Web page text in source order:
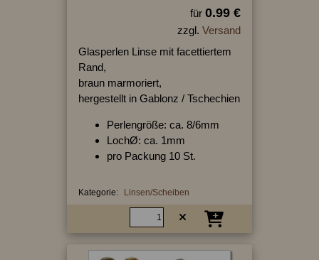
für 0.99 €
zzgl. Versand
Glasperlen Linse mit facettiertem
Rand,
braun marmoriert,
hergestellt in Gablonz / Tschechien
Perlengröße: ca. 8/6mm
LochØ: ca. 1mm
pro Packung 10 St.
Kategorie: Linsen/Scheiben